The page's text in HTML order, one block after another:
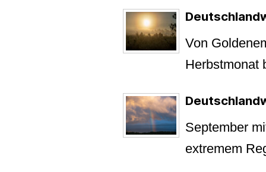
Von
Herbstmonat
September
extremem